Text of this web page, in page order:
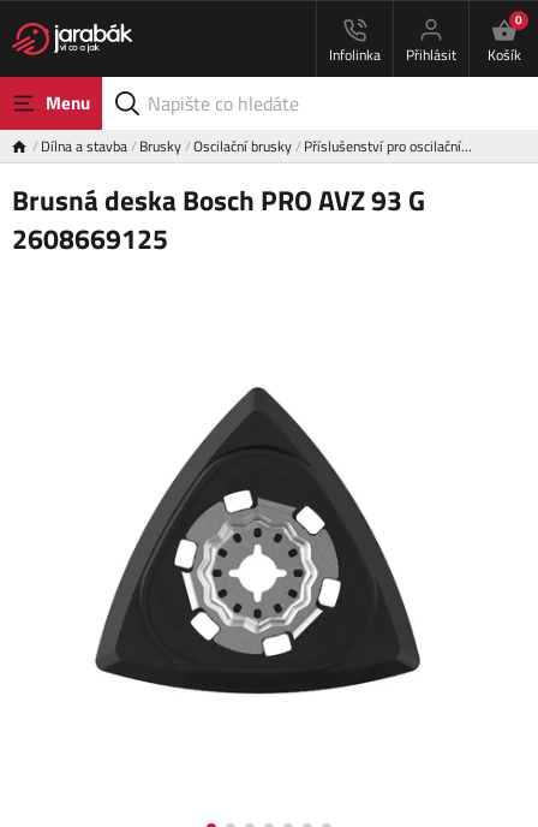
Infolinka Přihlásit
0
Košík
Menu
Dílna a stavba Brusky Oscilační brusky Příslušenství pro oscilační…
Brusná deska Bosch PRO AVZ 93 G
2608669125